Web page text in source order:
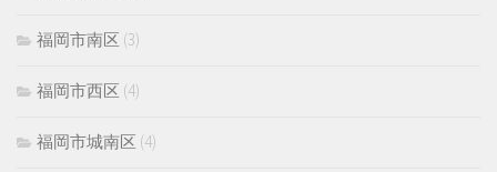
福岡市南区 (3)
福岡市西区 (4)
福岡市城南区 (4)